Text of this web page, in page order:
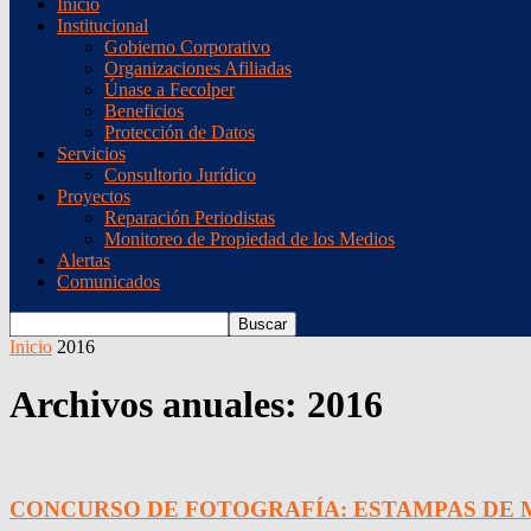
Inicio
Institucional
Gobierno Corporativo
Organizaciones Afiliadas
Únase a Fecolper
Beneficios
Protección de Datos
Servicios
Consultorio Jurídico
Proyectos
Reparación Periodistas
Monitoreo de Propiedad de los Medios
Alertas
Comunicados
Inicio 2016
Archivos anuales: 2016
CONCURSO DE FOTOGRAFÍA: ESTAMPAS